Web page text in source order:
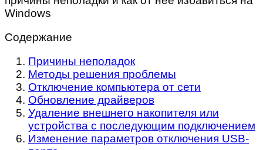
Содержание
Причины неполадок
Методы решения проблемы
Отключение компьютера от сети
Обновление драйверов
Удаление внешнего накопителя или
устройства с последующим подключением
Изменение параметров отключения USB-